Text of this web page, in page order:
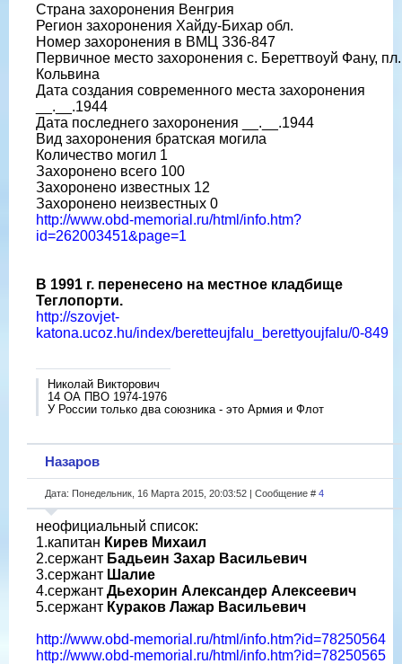
Страна захоронения Венгрия
Регион захоронения Хайду-Бихар обл.
Номер захоронения в ВМЦ З36-847
Первичное место захоронения с. Береттвоуй Фану, пл.
Кольвина
Дата создания современного места захоронения
__.__.1944
Дата последнего захоронения __.__.1944
Вид захоронения братская могила
Количество могил 1
Захоронено всего 100
Захоронено известных 12
Захоронено неизвестных 0
http://www.obd-memorial.ru/html/info.htm?
id=262003451&page=1
В 1991 г. перенесено на местное кладбище
Теглопорти.
http://szovjet-
katona.ucoz.hu/index/beretteujfalu_berettyoujfalu/0-849
Николай Викторович
14 ОА ПВО 1974-1976
У России только два союзника - это Армия и Флот
Назаров
Дата: Понедельник, 16 Марта 2015, 20:03:52 | Сообщение # 4
неофициальный список:
1.капитан Кирев Михаил
2.сержант Бадьеин Захар Васильевич
3.сержант Шалие
4.сержант Дьехорин Александер Алексеевич
5.сержант Кураков Лажар Васильевич
http://www.obd-memorial.ru/html/info.htm?id=78250564
http://www.obd-memorial.ru/html/info.htm?id=78250565